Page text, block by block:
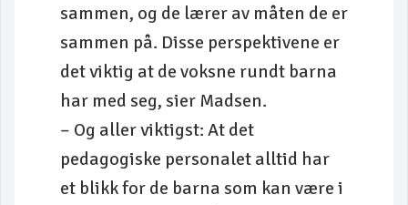
sammen, og de lærer av måten de er
sammen på. Disse perspektivene er
det viktig at de voksne rundt barna
har med seg, sier Madsen.
– Og aller viktigst: At det
pedagogiske personalet alltid har
et blikk for de barna som kan være i